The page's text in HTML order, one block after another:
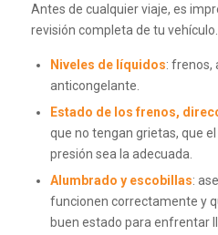
Antes de cualquier viaje, es
revisión completa de tu
Niveles de líquidos: frenos,
anticongelante.
Estado de los frenos,
que no tengan grietas, que
presión sea la adecuada.
Alumbrado y escobillas:
funcionen correctamente y
buen estado para enfrentar